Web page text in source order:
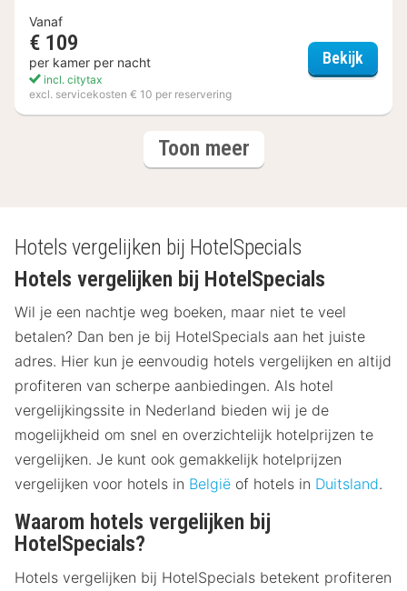
Vanaf
€ 109
per kamer per nacht
incl. citytax
excl. servicekosten € 10 per reservering
Bekijk
Toon meerhotels
Hotels vergelijken bij HotelSpecials
Hotels vergelijken bij HotelSpecials
Wil je een nachtje weg boeken, maar niet te veel
betalen? Dan ben je bij HotelSpecials aan het juiste
adres. Hier kun je eenvoudig hotels vergelijken en altijd
profiteren van scherpe aanbiedingen. Als hotel
vergelijkingssite in Nederland bieden wij je de
mogelijkheid om snel en overzichtelijk hotelprijzen te
vergelijken. Je kunt ook gemakkelijk hotelprijzen
vergelijken voor hotels in België of hotels in Duitsland.
Waarom hotels vergelijken bij
HotelSpecials?
Hotels vergelijken bij HotelSpecials betekent profiteren